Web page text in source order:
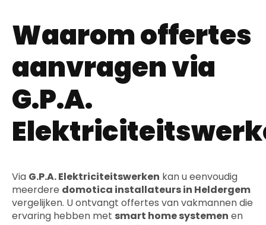
Waarom offertes
aanvragen via
G.P.A.
Via G.P.A. Elektriciteitswerken kan u eenvoudig
meerdere domotica installateurs in Heldergem
vergelijken. U ontvangt offertes van vakmannen die
ervaring hebben met smart home systemen en